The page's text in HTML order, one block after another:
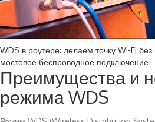
WDS в роутере: делаем точку Wi-Fi без
мостовое беспроводное подключение
Преимущества и
режима WDS